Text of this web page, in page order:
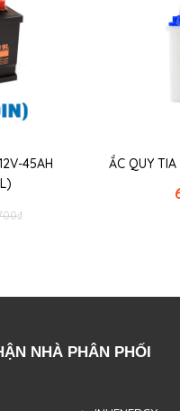
45AH
₫
ẮC QUY
NHÀ PHÂN PHỐI